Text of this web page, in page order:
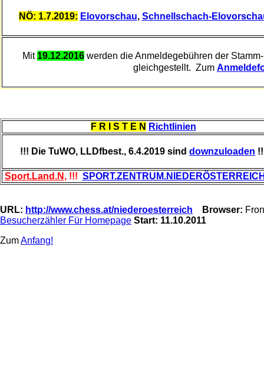
NÖ: 1.7.2019: Elovorschau, Schnellschach-
Mit 19.12.2016 werden die Anmeldegebühren der
gleichgestellt. Zum
F R I S T E N Richtlinien
!!! Die TuWO, LLDfbest., 6.4.2019 sind downzuloaden
Sport.Land.N , !!!
URL: http://www.chess.at/niederoesterreich Browser:
Besucherzähler Für Homepage Start: 11.10.2011
ZumAnfang!